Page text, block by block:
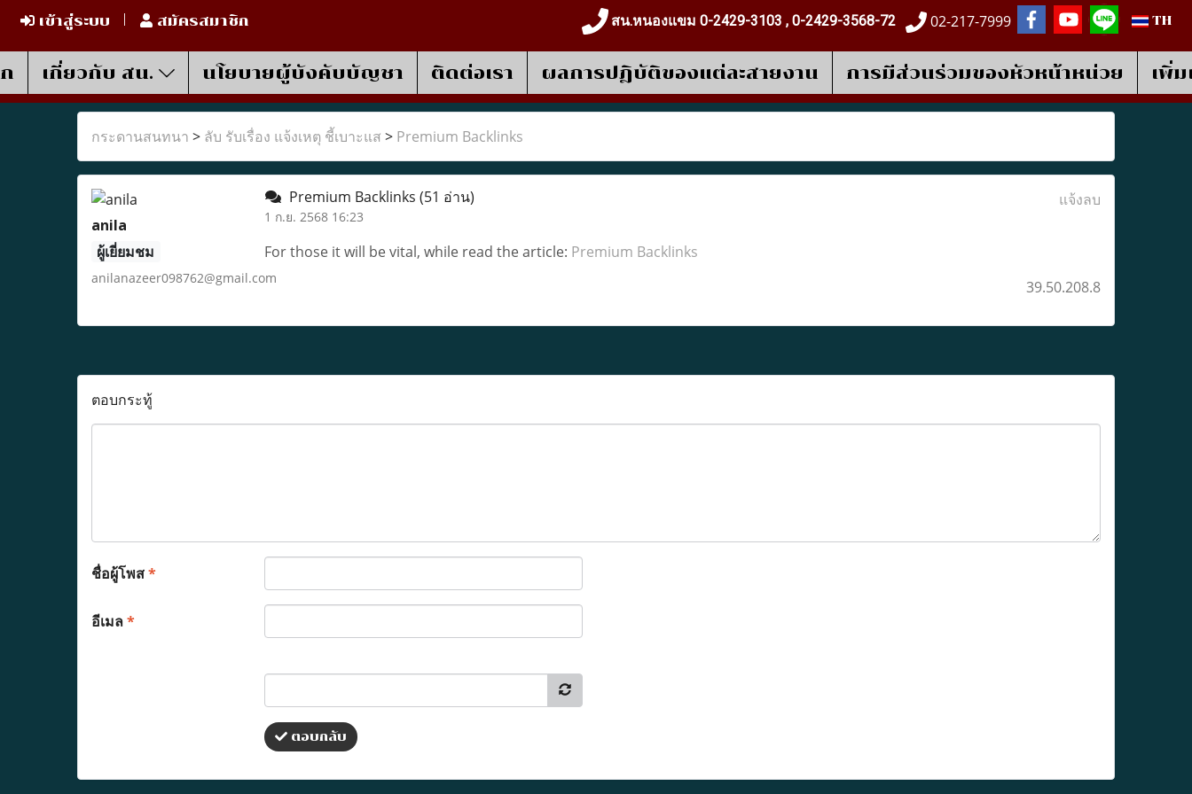
เข้าสู่ระบบ สมัครสมาชิก สน.หนองแขม 0-2429-3103 , 0-2429-3568-72 02-217-7999 TH
เกี่ยวกับ สน. นโยบายผู้บังคับบัญชา ติดต่อเรา ผลการปฎิบัติของแต่ละสายงาน การมีส่วนร่วมของหัวหน้าหน่วย เพิ่
กระดานสนทนา > ลับ รับเรื่อง แจ้งเหตุ ชี้เบาะแส > Premium Backlinks
anila
ผู้เยี่ยมชม
anilanazeer098762@gmail.com
Premium Backlinks (51 อ่าน)
1 ก.ย. 2568 16:23
แจ้งลบ
For those it will be vital, while read the article: Premium Backlinks
39.50.208.8
ตอบกระทู้
ชื่อผู้โพส*
อีเมล*
ตอบกลับ